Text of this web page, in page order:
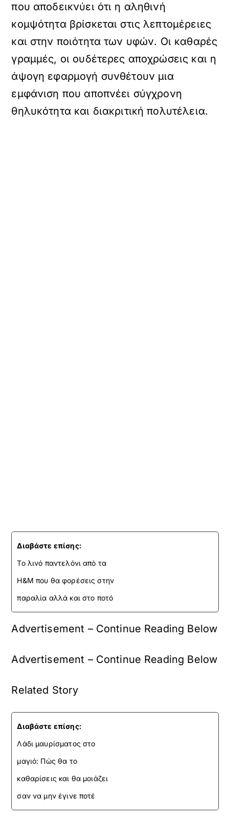
που αποδεικνύει ότι η αληθινή
κομψότητα βρίσκεται στις λεπτομέρειες
και στην ποιότητα των υφών. Οι καθαρές
γραμμές, οι ουδέτερες αποχρώσεις και η
άψογη εφαρμογή συνθέτουν μια
εμφάνιση που αποπνέει σύγχρονη
θηλυκότητα και διακριτική πολυτέλεια.
Διαβάστε επίσης:
Το λινό παντελόνι από τα
H&M που θα φορέσεις στην
παραλία αλλά και στο ποτό
Advertisement – Continue Reading Below
Advertisement – Continue Reading Below
Related Story
Διαβάστε επίσης:
Λάδι μαυρίσματος στο
μαγιό: Πώς θα το
καθαρίσεις και θα μοιάζει
σαν να μην έγινε ποτέ